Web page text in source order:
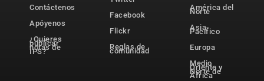
Contáctenos
Apóyenos
¿Quieres
publicar
notas de
IPS?
Facebook
Flickr
Reglas de
comunidad
América del
Norte
Asia-
Pacífico
Europa
Medio
Oriente y
Norte de
África